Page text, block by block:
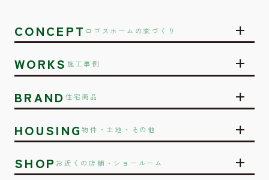
CONCEPT ロゴスホームの家づくり
WORKS 施工事例
BRAND 住宅商品
HOUSING物件・土地・その他
SHOP お近くの店舗・ショールーム